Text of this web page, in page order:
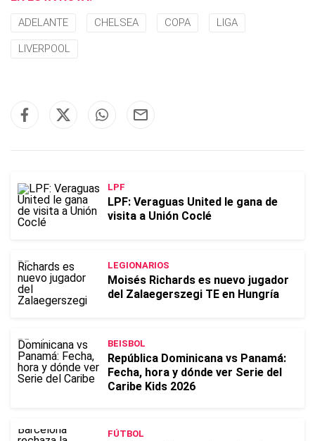
ADELANTE CHELSEA COPA LIGA
LIVERPOOL
LPF
LPF: Veraguas United le gana de
visita a Unión Coclé
LEGIONARIOS
Moisés Richards es nuevo jugador
del Zalaegerszegi TE en Hungría
BEISBOL
República Dominicana vs Panamá:
Fecha, hora y dónde ver Serie del
Caribe Kids 2026
FÚTBOL